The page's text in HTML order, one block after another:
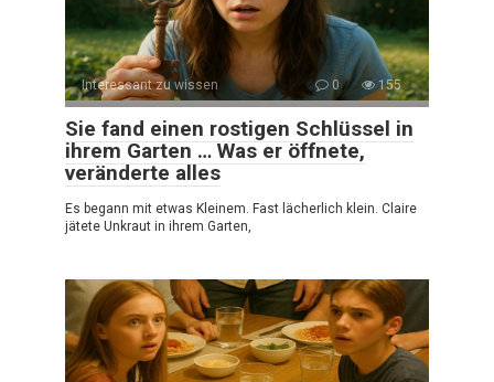
Interessant zu wissen 0 155
Sie fand einen rostigen Schlüssel in
ihrem Garten … Was er öffnete,
veränderte alles
Es begann mit etwas Kleinem. Fast lächerlich klein. Claire
jätete Unkraut in ihrem Garten,